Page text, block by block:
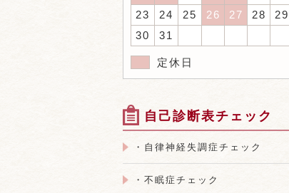
23
24 25 26 27 28
29
30
31
定休日
自己診断表チェック
・自律神経失調症チェック
・不眠症チェック